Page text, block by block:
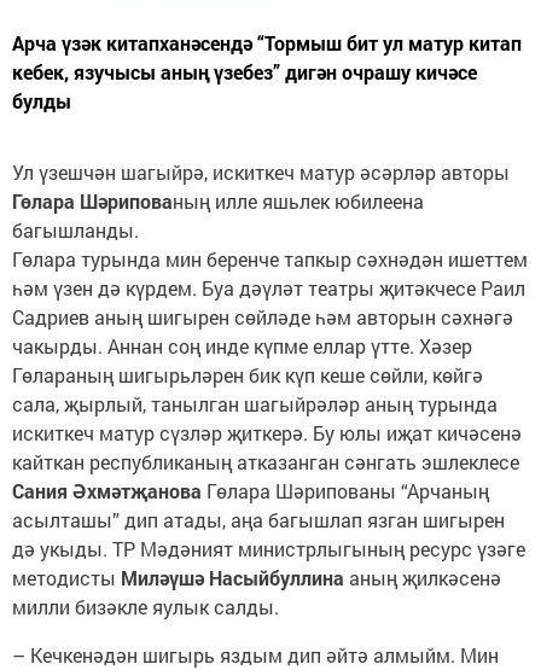
Арча үзәк китапханәсендә “Тормыш бит ул матур китап
кебек, язучысы аның үзебез” дигән очрашу кичәсе
булды
Ул үзешчән шагыйрә, искиткеч матур әсәрләр авторы
Гөлара Шәрипованың илле яшьлек юбилеена
багышланды.
Гөлара турында мин беренче тапкыр сәхнәдән ишеттем
һәм үзен дә күрдем. Буа дәүләт театры җитәкчесе Раил
Садриев аның шигырен сөйләде һәм авторын сәхнәгә
чакырды. Аннан соң инде күпме еллар үтте. Хәзер
Гөлараның шигырьләрен бик күп кеше сөйли, көйгә
сала, җырлый, танылган шагыйрәләр аның турында
искиткеч матур сүзләр җиткерә. Бу юлы иҗат кичәсенә
кайткан республиканың атказанган сәнгать эшлеклесе
Сания Әхмәтҗанова Гөлара Шәрипованы “Арчаның
асылташы” дип атады, аңа багышлап язган шигырен
дә укыды. ТР Мәдәният министрлыгының ресурс үзәге
методисты Миләүшә Насыйбуллина аның җилкәсенә
милли бизәкле яулык салды.
– Кечкенәдән шигырь яздым дип әйтә алмыйм. Мин